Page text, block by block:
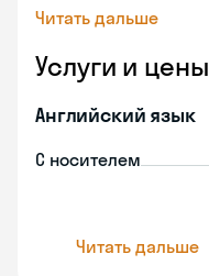
Читать дальше
Услуги и цены
Английский язык
С носителем
Читать дальше